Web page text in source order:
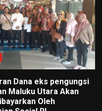
Dana eks pengungsi
Maluku Utara Akan
Oleh